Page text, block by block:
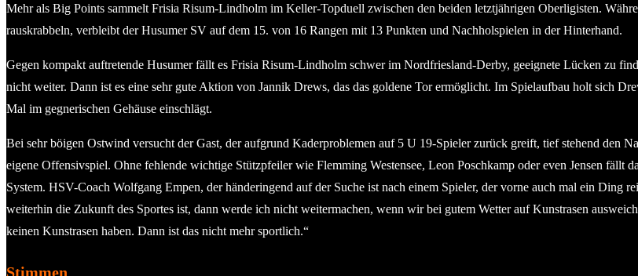
Mehr als Big Points sammelt Frisia Risum-Lindholm im Keller-Topduell zwischen den beiden letztjährigen Oberligisten.
rauskrabbeln, verbleibt der Husumer SV auf dem 15. von 16 Rangen mit 13 Punkten und Nachholspielen in der Hinterhand.
Gegen kompakt auftretende Husumer fällt es Frisia Risum-Lindholm schwer im Nordfriesland-Derby, geeignete Lücken zu
nicht weiter. Dann ist es eine sehr gute Aktion von Jannik Drews, das das goldene Tor ermöglicht. Im Spielaufbau holt sich
Mal im gegnerischen Gehäuse einschlägt.
Bei sehr böigen Ostwind versucht der Gast, der aufgrund Kaderproblemen auf 5 U 19-Spieler zurück greift, tief stehend den
eigene Offensivspiel. Ohne fehlende wichtige Stützpfeiler wie Flemming Westensee, Leon Poschkamp oder even Jensen fällt
System. HSV-Coach Wolfgang Empen, der händeringend auf der Suche ist nach einem Spieler, der vorne auch mal ein Ding
weiterhin die Zukunft des Sportes ist, dann werde ich nicht weitermachen, wenn wir bei gutem Wetter auf Kunstrasen
keinen Kunstrasen haben. Dann ist das nicht mehr sportlich.“
Stimmen